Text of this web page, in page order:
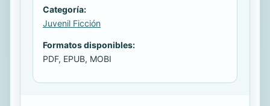
Categoría:
Juvenil Ficción
Formatos disponibles:
PDF, EPUB, MOBI